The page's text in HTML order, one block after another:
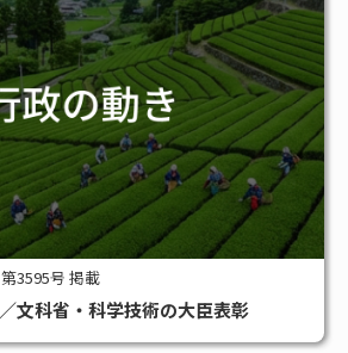
3595号 掲載
文科省・科学技術の大臣表彰